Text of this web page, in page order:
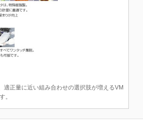
正量に近い組み合わせの選択肢が増えるVM
。